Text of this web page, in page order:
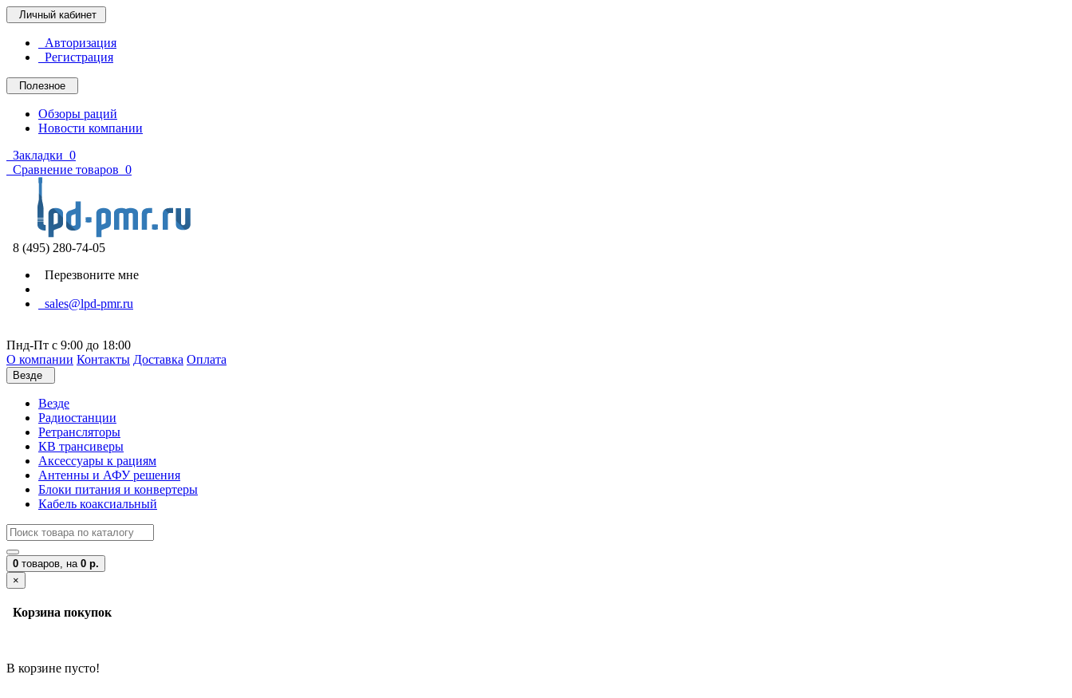
Личный кабинет
Авторизация
Регистрация
Полезное
Обзоры раций
Новости компании
Закладки 0
Сравнение товаров 0
8 (495) 280-74-05
Перезвоните мне
sales@lpd-pmr.ru
Пнд-Пт с 9:00 до 18:00
О компании Контакты Доставка Оплата
Везде
Везде
Радиостанции
Ретрансляторы
КВ трансиверы
Аксессуары к рациям
Антенны и АФУ решения
Блоки питания и конвертеры
Кабель коаксиальный
0 товаров, на 0 р.
×
Корзина покупок
В корзине пусто!